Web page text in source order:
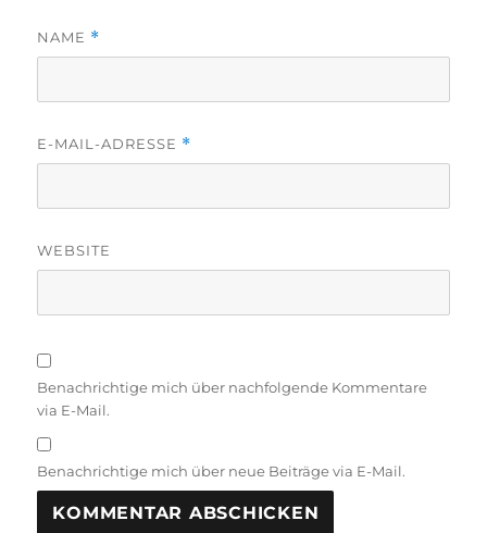
NAME *
E-MAIL-ADRESSE *
WEBSITE
Benachrichtige mich über nachfolgende Kommentare
via E-Mail.
Benachrichtige mich über neue Beiträge via E-Mail.